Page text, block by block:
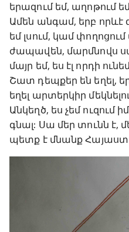
երազում եմ, աղոթում
Ամեն անգամ, երբ որևէ
եմ լսում, կամ
ժապավեն, մարմնովս
մայր եմ, ես էլ որդի
Շատ դեպքեր են եղել,
եղել արտերկիր
Անկեղծ, ես չեմ ուզում
գնալ: Սա մեր տունն է,
պետք է մնանք